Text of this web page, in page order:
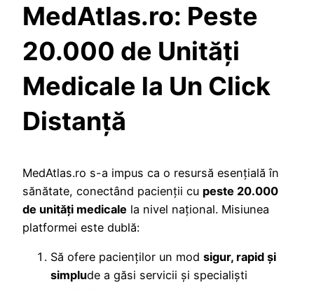
MedAtlas.ro: Peste
20.000 de Unități
Medicale la Un Click
Distanță
MedAtlas.ro s-a impus ca o resursă esențială în
sănătate, conectând pacienții cu peste 20.000
de unități medicale la nivel național. Misiunea
platformei este dublă:
Să ofere pacienților un mod sigur, rapid și
simplude a găsi servicii și specialiști